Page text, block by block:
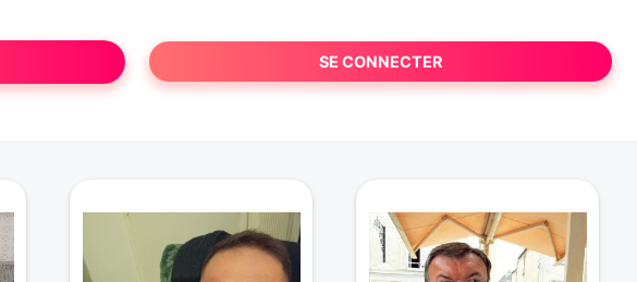
SE CONNECTER